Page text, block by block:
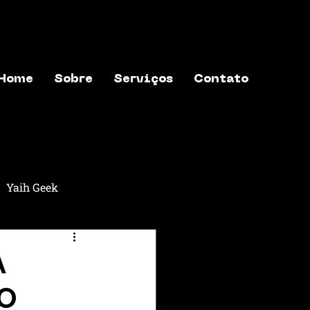
Sobre Serviços Contato
Yaih Geek